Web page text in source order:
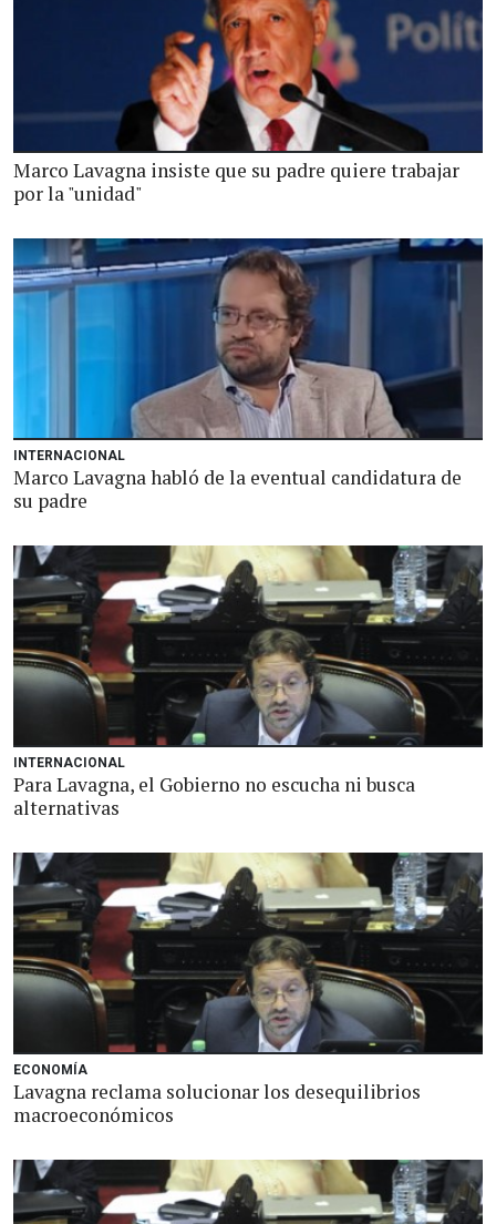
Marco Lavagna insiste que su padre quiere trabajar
por la "unidad"
INTERNACIONAL
Marco Lavagna habló de la eventual candidatura de
su padre
INTERNACIONAL
Para Lavagna, el Gobierno no escucha ni busca
alternativas
ECONOMÍA
Lavagna reclama solucionar los desequilibrios
macroeconómicos